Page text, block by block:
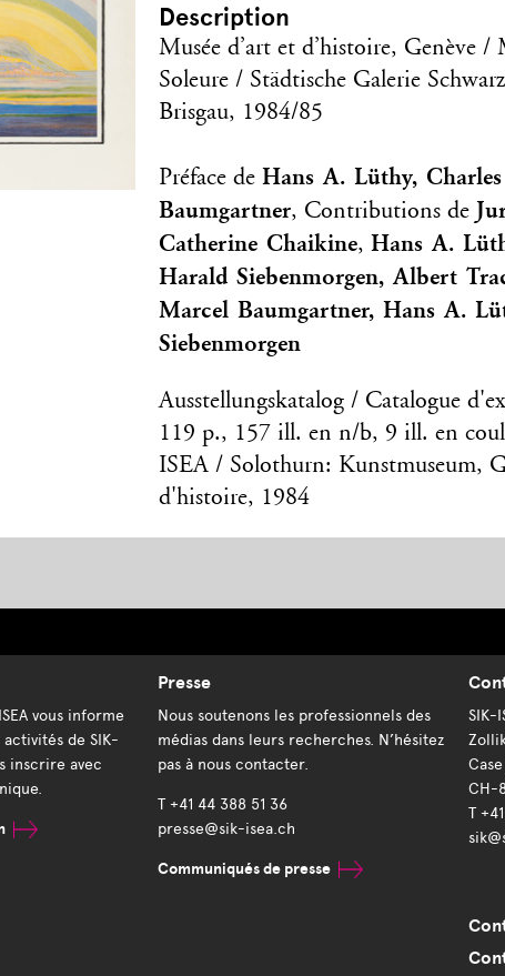
Description
Musée d’art et d’histoire, Genève /
Soleure / Städtische Galerie
Brisgau, 1984/85
Préface deHans A. Lüthy,
Baumgartner, Contributions de
Catherine Chaikine,Hans A.
Harald Siebenmorgen, Albert
Marcel Baumgartner, Hans A.
Siebenmorgen
Ausstellungskatalog / Catalogue
119 p., 157 ill. en n/b, 9 ill. en
ISEA / Solothurn: Kunstmuseum,
d'histoire, 1984
vous informe
de SIK-
inscrire avec
Presse
Nous soutenons les professionnels des
médias dans leurs recherches. N’hésitez
pas à nous contacter.
T +41 44 388 51 36
presse@sik-isea.ch
Communiqués de presse
SIK-
CH-
T